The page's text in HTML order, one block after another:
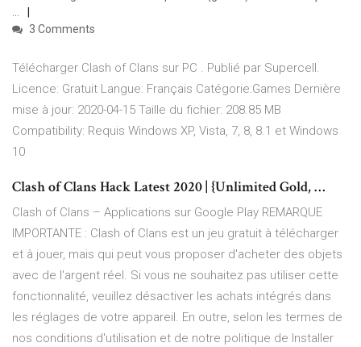
...
3 Comments
Télécharger Clash of Clans sur PC . Publié par Supercell.
Licence: Gratuit Langue: Français Catégorie:Games Dernière
mise à jour: 2020-04-15 Taille du fichier: 208.85 MB
Compatibility: Requis Windows XP, Vista, 7, 8, 8.1 et Windows
10
Clash of Clans Hack Latest 2020 | {Unlimited Gold, …
Clash of Clans – Applications sur Google Play REMARQUE
IMPORTANTE : Clash of Clans est un jeu gratuit à télécharger
et à jouer, mais qui peut vous proposer d'acheter des objets
avec de l'argent réel. Si vous ne souhaitez pas utiliser cette
fonctionnalité, veuillez désactiver les achats intégrés dans
les réglages de votre appareil. En outre, selon les termes de
nos conditions d'utilisation et de notre politique de Installer